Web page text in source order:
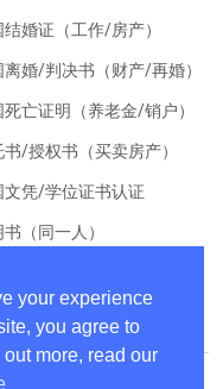
结婚证（工作/房产）
离婚/判决书（财产/再婚）
死亡证明（养老金/销户）
书/授权书（买卖房产）
文凭/学位证书认证
（同一人）
your experience
you agree to
more, read our